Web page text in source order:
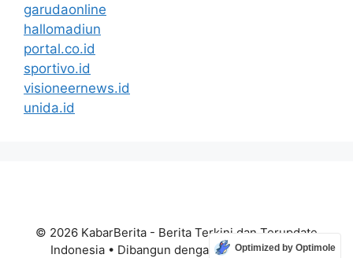
garudaonline
hallomadiun
portal.co.id
sportivo.id
visioneernews.id
unida.id
© 2026 KabarBerita - Berita Terkini dan Terupdate
Indonesia• Dibangun denganGeneratePress
Optimized by Optimole